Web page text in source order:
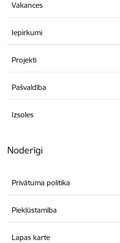
Vakances
Iepirkumi
Projekti
Pašvaldība
Izsoles
Noderīgi
Privātuma politika
Piekļūstamība
Lapas karte